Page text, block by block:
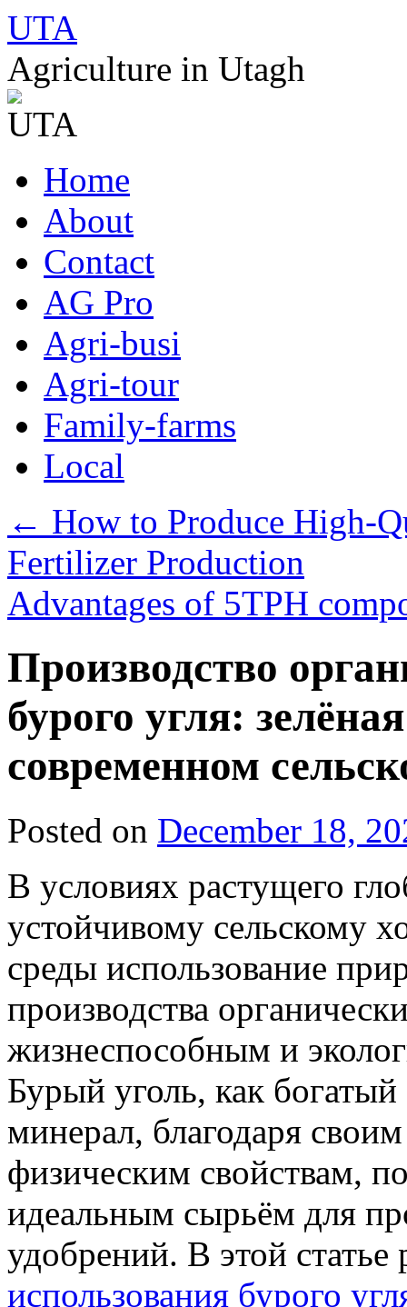
UTA
Agriculture in Utagh
to
contentHome
About
Contact
AG Pro
Agri-busi
Agri-tour
Family-farms
Local
← How to Produce High-
Fertilizer Production
Advantages of 5TPH
Производство
бурого угля:
современном
Posted on December 18,
В условиях растущего
устойчивому сельскому
среды использование
производства
жизнеспособным и
Бурый уголь, как
минерал, благодаря
физическим свойствам,
идеальным сырьём для
удобрений. В этой статье
использования бурого